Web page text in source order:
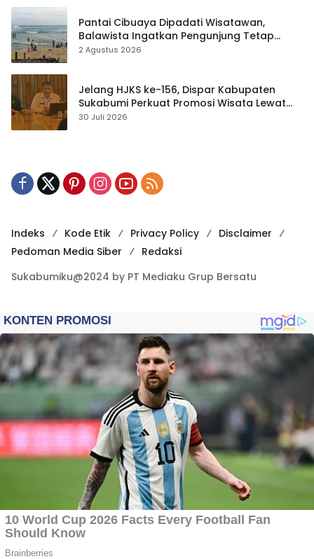
Pantai Cibuaya Dipadati Wisatawan,
Balawista Ingatkan Pengunjung Tetap
Waspada
2 Agustus 2026
Jelang HJKS ke-156, Dispar Kabupaten
Sukabumi Perkuat Promosi Wisata Lewat
Publikasi Digital
30 Juli 2026
Indeks Kode Etik Privacy Policy
Disclaimer
Pedoman Media Siber
Redaksi
Sukabumiku@2024 by PT Mediaku Grup Bersatu